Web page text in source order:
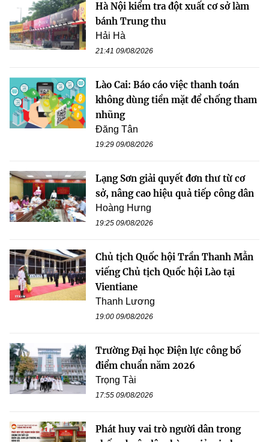
Hà Nội kiểm tra đột xuất cơ sở làm
bánh Trung thu
Hải Hà
21:41 09/08/2026
Lào Cai: Báo cáo việc thanh toán
không dùng tiền mặt để chống tham
nhũng
Đăng Tân
19:29 09/08/2026
Lạng Sơn giải quyết đơn thư từ cơ
sở, nâng cao hiệu quả tiếp công dân
Hoàng Hưng
19:25 09/08/2026
Chủ tịch Quốc hội Trần Thanh Mẫn
viếng Chủ tịch Quốc hội Lào tại
Vientiane
Thanh Lương
19:00 09/08/2026
Trường Đại học Điện lực công bố
điểm chuẩn năm 2026
Trọng Tài
17:55 09/08/2026
Phát huy vai trò người dân trong